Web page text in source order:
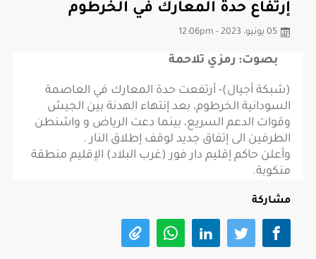
إرتفاع حدة المعارك في الخرطوم
05 يونيو، 2023 - 12:06pm
بصوت: رمزي تلاحمة
(شبكة أجيال)- أرتفعت حدة المعارك في العاصمة
السودانية الخرطوم، بعد إنتهاء الهدنة بين الجيش
وقوات الدعم السريع، بينما دعت الرياض و واشنطن
الطرفين الى إتفاق جديد لوقف إطلاق النار .
وأعلن حاكم إقليم دار فور (غرب البلاد) الإقليم منطقة
منكوبة.
مشاركة